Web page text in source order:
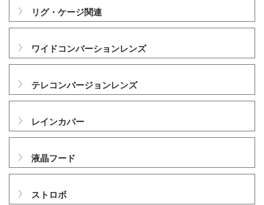
リグ・ケージ関連
ワイドコンバーションレンズ
テレコンバージョンレンズ
レインカバー
液晶フード
ストロボ